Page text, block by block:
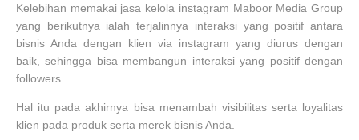
Kelebihan memakai jasa kelola instagram Maboor Media Group
yang berikutnya ialah terjalinnya interaksi yang positif antara
bisnis Anda dengan klien via instagram yang diurus dengan
baik, sehingga bisa membangun interaksi yang positif dengan
followers.
Hal itu pada akhirnya bisa menambah visibilitas serta loyalitas
klien pada produk serta merek bisnis Anda.